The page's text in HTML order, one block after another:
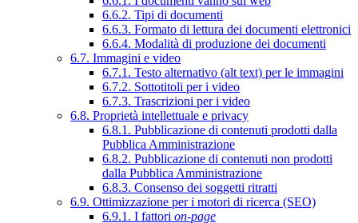
6.6.2. Tipi di documenti
6.6.3. Formato di lettura dei documenti elettronici
6.6.4. Modalità di produzione dei documenti
6.7. Immagini e video
6.7.1. Testo alternativo (alt text) per le immagini
6.7.2. Sottotitoli per i video
6.7.3. Trascrizioni per i video
6.8. Proprietà intellettuale e privacy
6.8.1. Pubblicazione di contenuti prodotti dalla
Pubblica Amministrazione
6.8.2. Pubblicazione di contenuti non prodotti
dalla Pubblica Amministrazione
6.8.3. Consenso dei soggetti ritratti
6.9. Ottimizzazione per i motori di ricerca (SEO)
6.9.1. I fattori on-page